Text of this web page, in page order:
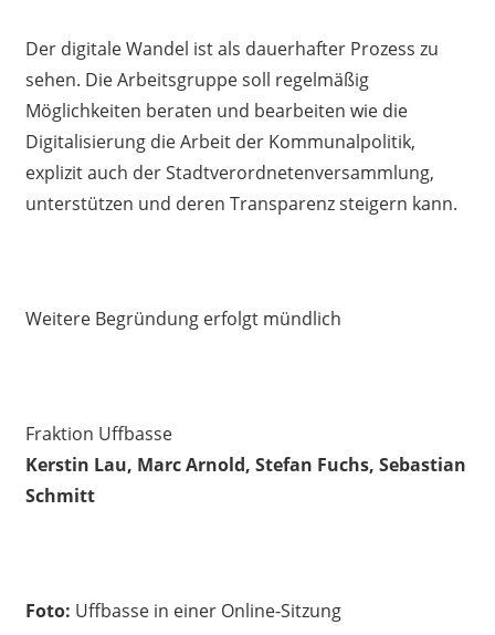
Der digitale Wandel ist als dauerhafter Prozess zu
sehen. Die Arbeitsgruppe soll regelmäßig
Möglichkeiten beraten und bearbeiten wie die
Digitalisierung die Arbeit der Kommunalpolitik,
explizit auch der Stadtverordnetenversammlung,
unterstützen und deren Transparenz steigern kann.
Weitere Begründung erfolgt mündlich
Fraktion Uffbasse
Kerstin Lau, Marc Arnold, Stefan Fuchs, Sebastian
Schmitt
Foto: Uffbasse in einer Online-Sitzung